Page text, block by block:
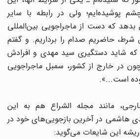
پوشیده‌ایم؛ ولی در رابطه با سایر
بدهد که دست از ماجراجویی بین‌المللی
شرط، حاضریم صدام را برداریم. و گفتم
شاید دستگیری سید مهدی و افرادش
در خارج از کشور، سمبل ماجراجویی
است...».
مانند مجله الشراع هم به این
هاشمی در آخرین بازجویی‌های خود در